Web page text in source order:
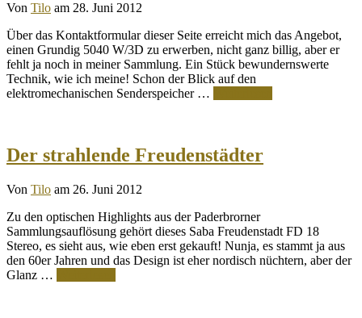
Von Tilo am 28. Juni 2012
Über das Kontaktformular dieser Seite erreicht mich das Angebot,
einen Grundig 5040 W/3D zu erwerben, nicht ganz billig, aber er
fehlt ja noch in meiner Sammlung. Ein Stück bewundernswerte
Technik, wie ich meine! Schon der Blick auf den
elektromechanischen Senderspeicher …
Der strahlende Freudenstädter
Von Tilo am 26. Juni 2012
Zu den optischen Highlights aus der Paderbrorner
Sammlungsauflösung gehört dieses Saba Freudenstadt FD 18
Stereo, es sieht aus, wie eben erst gekauft! Nunja, es stammt ja aus
den 60er Jahren und das Design ist eher nordisch nüchtern, aber der
Glanz …